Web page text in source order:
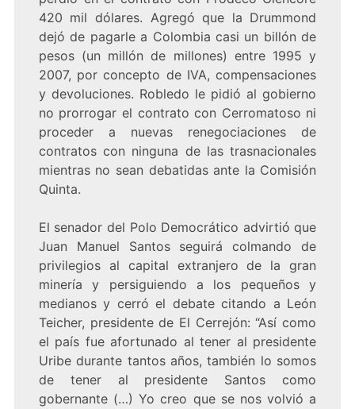
420 mil dólares. Agregó que la Drummond
dejó de pagarle a Colombia casi un billón de
pesos (un millón de millones) entre 1995 y
2007, por concepto de IVA, compensaciones
y devoluciones. Robledo le pidió al gobierno
no prorrogar el contrato con Cerromatoso ni
proceder a nuevas renegociaciones de
contratos con ninguna de las trasnacionales
mientras no sean debatidas ante la Comisión
Quinta.
El senador del Polo Democrático advirtió que
Juan Manuel Santos seguirá colmando de
privilegios al capital extranjero de la gran
minería y persiguiendo a los pequeños y
medianos y cerró el debate citando a León
Teicher, presidente de El Cerrejón: “Así como
el país fue afortunado al tener al presidente
Uribe durante tantos años, también lo somos
de tener al presidente Santos como
gobernante (…) Yo creo que se nos volvió a